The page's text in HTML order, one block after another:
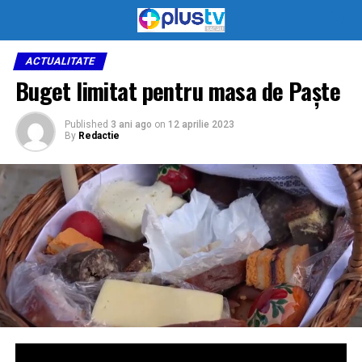
ACTUALITATE
Buget limitat pentru masa de Paște
Published 3 ani ago on 12 aprilie 2023
By Redactie